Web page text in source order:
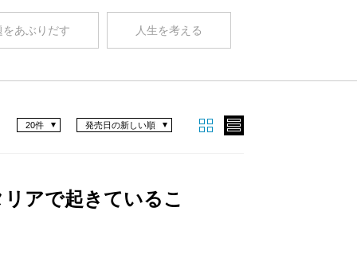
あぶりだす 人生を考える
発売日の新しい順
20件
アで起きているこ